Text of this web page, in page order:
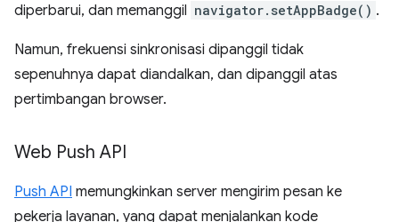
diperbarui, dan memanggil navigator.setAppBadge() .
Namun, frekuensi sinkronisasi dipanggil tidak
sepenuhnya dapat diandalkan, dan dipanggil atas
pertimbangan browser.
Web Push API
Push API memungkinkan server mengirim pesan ke
pekerja layanan, yang dapat menjalankan kode